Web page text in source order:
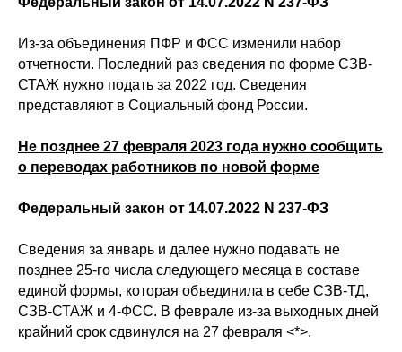
Из-за объединения ПФР и ФСС изменили набор
отчетности. Последний раз сведения по форме СЗВ-
СТАЖ нужно подать за 2022 год. Сведения
представляют в Социальный фонд России.
Не позднее 27 февраля 2023 года нужно сообщить
о переводах работников по новой форме
Федеральный закон от 14.07.2022 N 237-ФЗ
Сведения за январь и далее нужно подавать не
позднее 25-го числа следующего месяца в составе
единой формы, которая объединила в себе СЗВ-ТД,
СЗВ-СТАЖ и 4-ФСС. В феврале из-за выходных дней
крайний срок сдвинулся на 27 февраля <*>.